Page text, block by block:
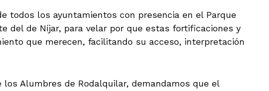
todos los ayuntamientos con presencia en el Parque
del de Níjar, para velar por que estas fortificaciones y
que merecen, facilitando su acceso, interpretación
Alumbres de Rodalquilar, demandamos que el